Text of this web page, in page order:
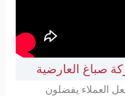
صباغ العارضية
العملاء يفضلون